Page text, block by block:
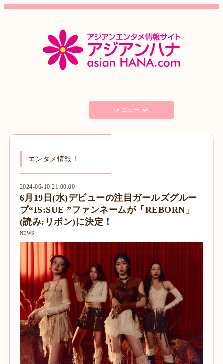
メニュー
エンタメ情報！
2024-06-10 21:00:00
6月19日(水)デビューの注目ガールズグルー
プ“IS:SUE ”ファンネームが「REBORN」
(読み:リボン)に決定！
NEWS